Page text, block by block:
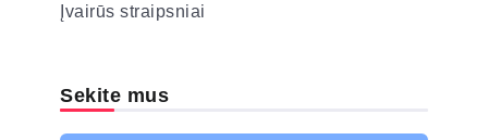
Įvairūs straipsniai
Sekite mus